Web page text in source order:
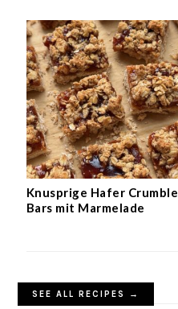
Knusprige Hafer Crumble
Bars mit Marmelade
SEE ALL RECIPES →